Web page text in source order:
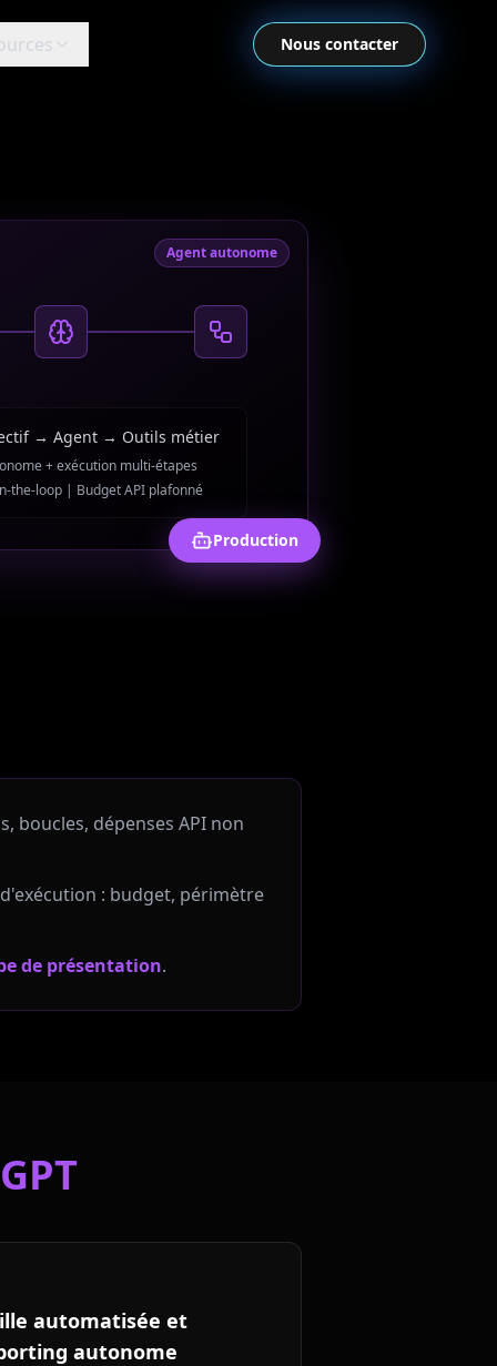
Nous contacter
Agent autonome
→ Agent → Outils métier
+ exécution multi-étapes
the-loop | Budget API plafonné
Production
boucles, dépenses API non
: budget, périmètre
de présentation.
automatisée et
autonome